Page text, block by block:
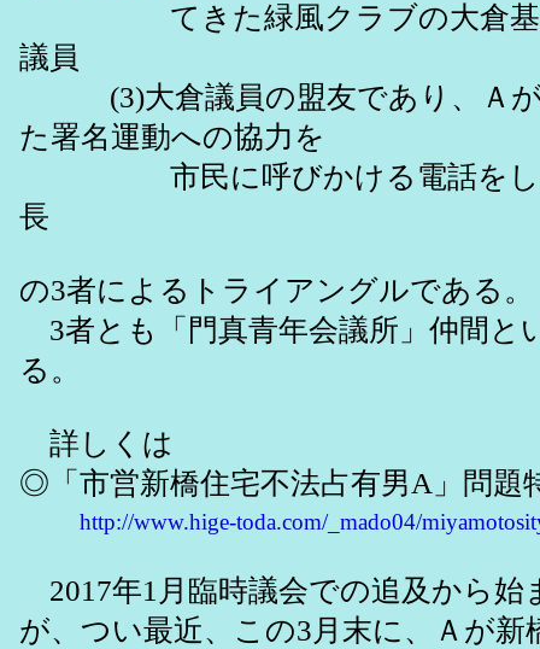
てきた緑風クラブの大倉基文
議員
(3)大倉議員の盟友であり、Ａが
た署名運動への協力を
市民に呼びかける電話をした
長
の3者によるトライアングルである。
3者とも「門真青年会議所」仲間と
る。
詳しくは
◎「市営新橋住宅不法占有男A」問題
http://www.hige-toda.com/_mado04/
2017年1月臨時議会での追及から始
が、つい最近、この3月末に、Ａが新